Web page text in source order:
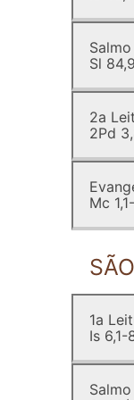
Sl
2a
2Pd
Mc
1a
Is 6,1-